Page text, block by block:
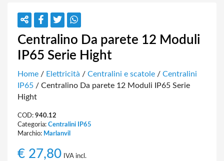
Centralino Da parete 12 Moduli
IP65 Serie Hight
Home / Elettricità / Centralini e scatole / Centralini
IP65 / Centralino Da parete 12 Moduli IP65 Serie
Hight
COD: 940.12
Categoria: Centralini IP65
Marchio: Marlanvil
€ 27,80 IVA incl.